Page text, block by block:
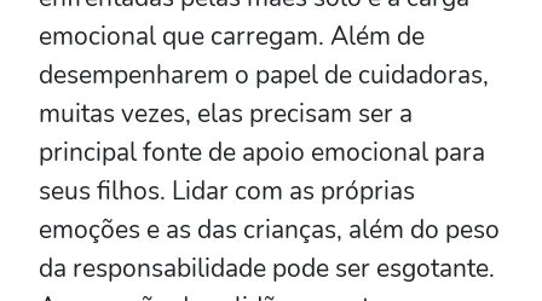
emocional que carregam. Além de
desempenharem o papel de cuidadoras,
muitas vezes, elas precisam ser a
principal fonte de apoio emocional para
seus filhos. Lidar com as próprias
emoções e as das crianças, além do peso
da responsabilidade pode ser esgotante.